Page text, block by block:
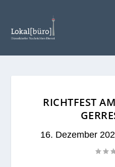
RICHTFEST
16. Dezember